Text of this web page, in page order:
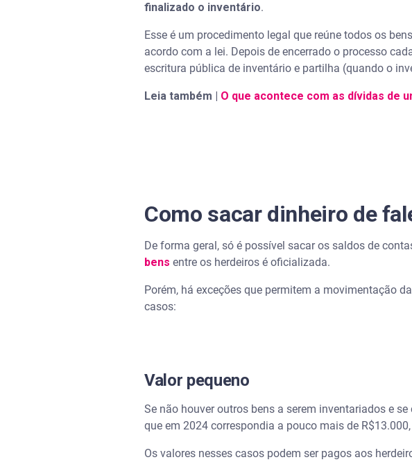
finalizado o inventário.
Esse é um procedimento legal que reúne todos os
acordo com a lei. Depois de encerrado o processo
escritura pública de inventário e partilha (quando o
Leia também | O que acontece com as dívidas de
Como sacar dinheiro de
De forma geral, só é possível sacar os saldos de
bens entre os herdeiros é oficializada.
Porém, há exceções que permitem a movimentação
casos:
Valor pequeno
Se não houver outros bens a serem inventariados e
que em 2024 correspondia a pouco mais de
Os valores nesses casos podem ser pagos aos